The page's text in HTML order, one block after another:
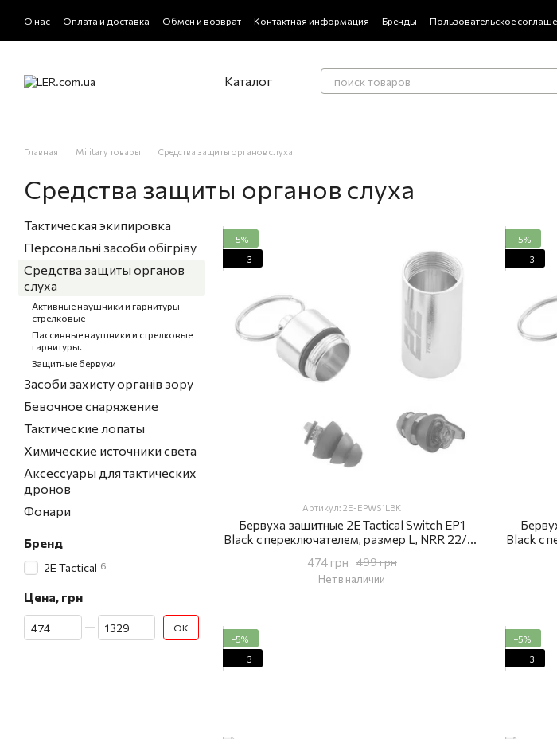
О нас Оплата и доставка Обмен и возврат Контактная информация Бренды
Пользовательское
Каталог
Главная Military товары Средства защиты органов слуха
Средства защиты органов слуха
−5%
3
Артикул: 2E-EPWS1LBK
Бервуха защитные 2E Tactical Switch EP1
Black с переключателем, размер L, NRR 22/14
499 грн
474 грн
Нет в наличии
−5%
3
Black с
−5%
3
−5%
3
Тактическая экипировка
Персональні засоби обігріву
Средства защиты органов
слуха
Активные наушники и гарнитуры
стрелковые
Пассивные наушники и стрелковые
гарнитуры.
Защитные бервухи
Засоби захисту органів зору
Бевочное снаряжение
Тактические лопаты
Химические источники света
Аксессуары для тактических
дронов
Фонари
Бренд
2E Tactical 6
Цена, грн
От Цена, грн
До Цена, грн OK